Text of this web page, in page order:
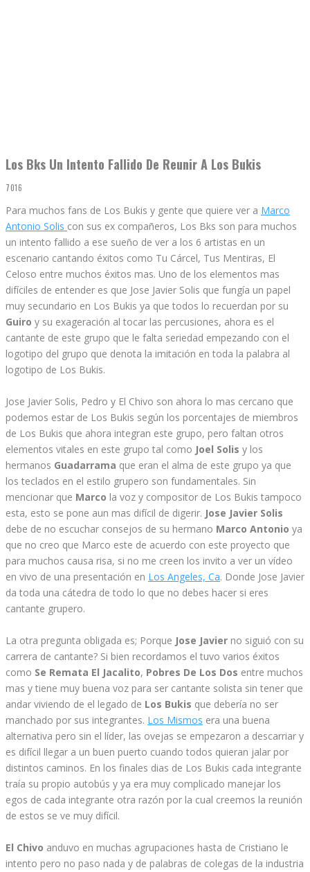
Los Bks Un Intento Fallido De Reunir A Los Bukis
7016
Para muchos fans de Los Bukis y gente que quiere ver a Marco
Antonio Solis con sus ex compañeros, Los Bks son para muchos
un intento fallido a ese sueño de ver a los 6 artistas en un
escenario cantando éxitos como Tu Cárcel, Tus Mentiras, El
Celoso entre muchos éxitos mas. Uno de los elementos mas
difíciles de entender es que Jose Javier Solis que fungía un papel
muy secundario en Los Bukis ya que todos lo recuerdan por su
Guiro y su exageración al tocar las percusiones, ahora es el
cantante de este grupo que le falta seriedad empezando con el
logotipo del grupo que denota la imitación en toda la palabra al
logotipo de Los Bukis.
Jose Javier Solis, Pedro y El Chivo son ahora lo mas cercano que
podemos estar de Los Bukis según los porcentajes de miembros
de Los Bukis que ahora integran este grupo, pero faltan otros
elementos vitales en este grupo tal como Joel Solis y los
hermanos Guadarrama que eran el alma de este grupo ya que
los teclados en el estilo grupero son fundamentales. Sin
mencionar que Marco la voz y compositor de Los Bukis tampoco
esta, esto se pone aun mas difícil de digerir. Jose Javier Solis
debe de no escuchar consejos de su hermano Marco Antonio ya
que no creo que Marco este de acuerdo con este proyecto que
para muchos causa risa, si no me creen los invito a ver un vídeo
en vivo de una presentación en Los Angeles, Ca. Donde Jose Javier
da toda una cátedra de todo lo que no debes hacer si eres
cantante grupero.
La otra pregunta obligada es; Porque Jose Javier no siguió con su
carrera de cantante? Si bien recordamos el tuvo varios éxitos
como Se Remata El Jacalito, Pobres De Los Dos entre muchos
mas y tiene muy buena voz para ser cantante solista sin tener que
andar viviendo de el legado de Los Bukis que debería no ser
manchado por sus integrantes. Los Mismos era una buena
alternativa pero sin el líder, las ovejas se empezaron a descarriar y
es difícil llegar a un buen puerto cuando todos quieran jalar por
distintos caminos. En los finales dias de Los Bukis cada integrante
traía su propio autobús y ya era muy complicado manejar los
egos de cada integrante otra razón por la cual creemos la reunión
de estos se ve muy difícil.
El Chivo anduvo en muchas agrupaciones hasta de Cristiano le
intento pero no paso nada y de palabras de colegas de la industria